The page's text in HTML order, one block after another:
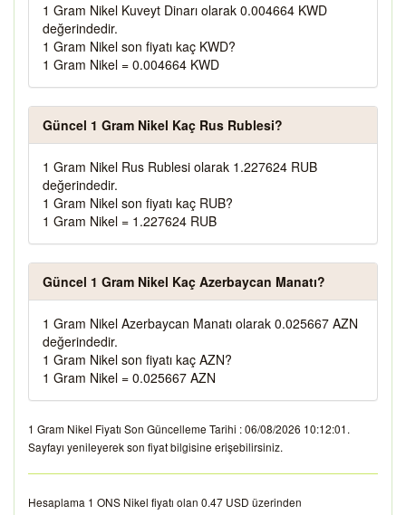
1 Gram Nikel Kuveyt Dinarı olarak 0.004664 KWD
değerindedir.
1 Gram Nikel son fiyatı kaç KWD?
1 Gram Nikel = 0.004664 KWD
Güncel 1 Gram Nikel Kaç Rus Rublesi?
1 Gram Nikel Rus Rublesi olarak 1.227624 RUB
değerindedir.
1 Gram Nikel son fiyatı kaç RUB?
1 Gram Nikel = 1.227624 RUB
Güncel 1 Gram Nikel Kaç Azerbaycan Manatı?
1 Gram Nikel Azerbaycan Manatı olarak 0.025667 AZN
değerindedir.
1 Gram Nikel son fiyatı kaç AZN?
1 Gram Nikel = 0.025667 AZN
1 Gram Nikel Fiyatı Son Güncelleme Tarihi : 06/08/2026 10:12:01.
Sayfayı yenileyerek son fiyat bilgisine erişebilirsiniz.
Hesaplama 1 ONS Nikel fiyatı olan 0.47 USD üzerinden